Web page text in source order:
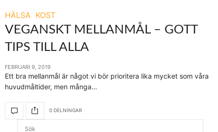
HÄLSA KOST
VEGANSKT MELLANMÅL – GOTT
TIPS TILL ALLA
FEBRUARI 9, 2019
Ett bra mellanmål är något vi bör prioritera lika mycket som våra
huvudmåltider, men många…
0 DELNINGAR